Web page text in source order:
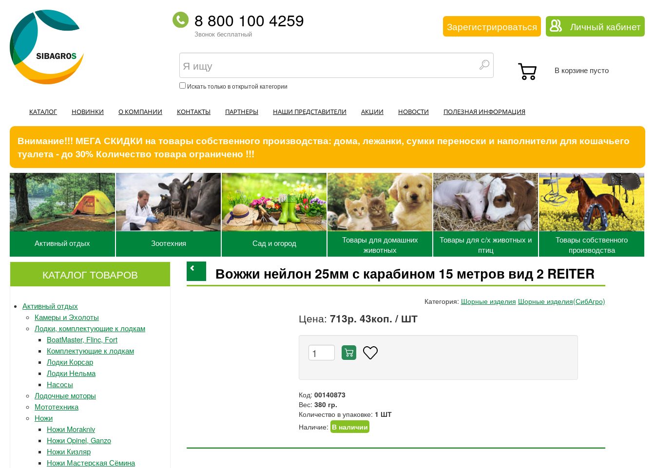
8 800 100 4259
Звонок бесплатный
Зарегистрироваться Личный кабинет
Искать только в открытой категории
В корзине пусто
КАТАЛОГ НОВИНКИ О КОМПАНИИ КОНТАКТЫ ПАРТНЕРЫ НАШИ ПРЕДСТАВИТЕЛИ АКЦИИ НОВОСТИ ПОЛЕЗНАЯ ИНФОРМАЦИЯ
Внимание!!! МЕГА СКИДКИ на товары собственного производства: дома, лежанки, сумки переноски и наполнители для кошачьего
туалета - до 30% Количество товара ограничено !!!
Активный отдых Зоотехния Сад и огород
Товары для домашних
животных
Товары для с/х животных и
птиц
Товары собственного
производства
КАТАЛОГ ТОВАРОВ
Активный отдых
Камеры и Эхолоты
Лодки, комплектующие к лодкам
BoatMaster, Flinc, Fort
Комплектующие к лодкам
Лодки Корсар
Лодки Нельма
Насосы
Лодочные моторы
Мототехника
Ножи
Ножи Morakniv
Ножи Opinel, Ganzo
Ножи Кизляр
Ножи Мастерская Сёмина
Вожжи нейлон 25мм с карабином 15 метров вид 2 REITER
Категория: Шорные изделия Шорные изделия(СибАгро)
Цена:713р. 43коп. / ШТ
Код:00140873
Вес:380 гр.
Количество в упаковке: 1 ШТ
Наличие: В наличии